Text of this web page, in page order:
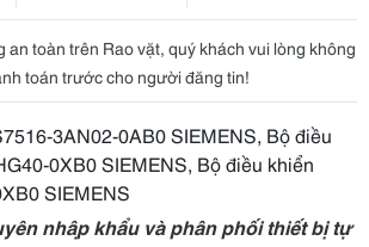
an toàn trên Rao vặt, quý khách vui lòng không
toán trước cho người đăng tin!
3AN02-0AB0 SIEMENS, Bộ điều
0XB0 SIEMENS, Bộ điều khiển
SIEMENS
nhập khẩu và phân phối thiết bị tự